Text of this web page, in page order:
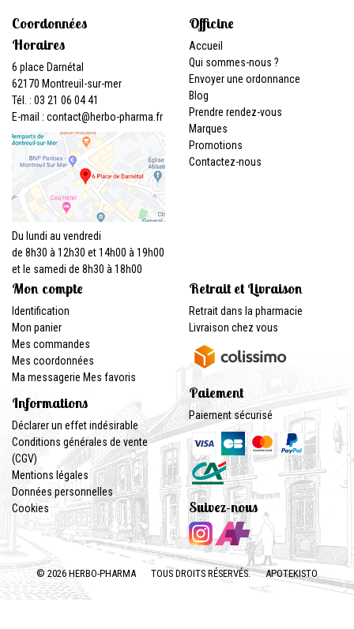
Coordonnées
Horaires
6 place Darnétal
62170 Montreuil-sur-mer
Tél. : 03 21 06 04 41
E-mail : contact@herbo-pharma.fr
Du lundi au vendredi
de 8h30 à 12h30 et 14h00 à 19h00
et le samedi de 8h30 à 18h00
Officine
Accueil
Qui sommes-nous ?
Envoyer une ordonnance
Blog
Prendre rendez-vous
Marques
Promotions
Contactez-nous
Mon compte
Identification
Mon panier
Mes commandes
Mes coordonnées
Ma messagerie Mes favoris
Informations
Déclarer un effet indésirable
Conditions générales de vente
(CGV)
Mentions légales
Données personnelles
Cookies
Retrait et Livraison
Retrait dans la pharmacie
Livraison chez vous
Paiement
Paiement sécurisé
Suivez-nous
© 2026 HERBO-PHARMA TOUS DROITS RÉSERVÉS. APOTEKISTO